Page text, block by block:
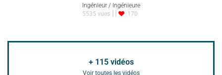
Ingénieur / Ingénieure
5535 vues
170
+ 115vidéos
Voir toutes les vidéos